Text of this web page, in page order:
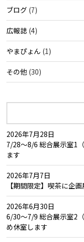
ブログ (7)
広報誌 (4)
やまぴょん (1)
その他 (30)
2026年7月28日
7/28～8/6 総合展示室1
ます
2026年7月7日
【期間限定】喫茶に企
2026年6月30日
6/30～7/9 総合展示室2
め休室します